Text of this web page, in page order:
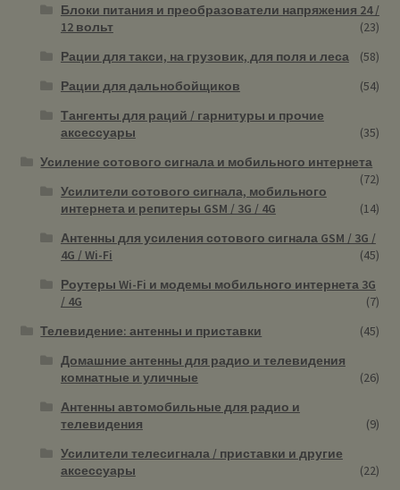
Блоки питания и преобразователи напряжения 24 /
12 вольт
(23)
Рации для такси, на грузовик, для поля и леса
(58)
Рации для дальнобойщиков
(54)
Тангенты для раций / гарнитуры и прочие
аксессуары
(35)
Усиление сотового сигнала и мобильного интернета
(72)
Усилители сотового сигнала, мобильного
интернета и репитеры GSM / 3G / 4G
(14)
Антенны для усиления сотового сигнала GSM / 3G /
4G / Wi-Fi
(45)
Роутеры Wi-Fi и модемы мобильного интернета 3G
/ 4G
(7)
Телевидение: антенны и приставки
(45)
Домашние антенны для радио и телевидения
комнатные и уличные
(26)
Антенны автомобильные для радио и
телевидения
(9)
Усилители телесигнала / приставки и другие
аксессуары
(22)